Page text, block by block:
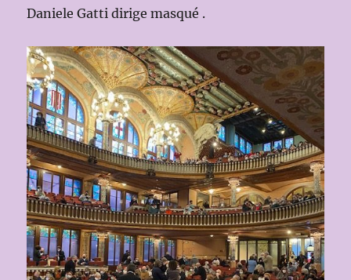
Daniele Gatti dirige masqué .